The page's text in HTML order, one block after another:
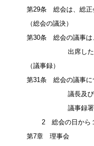
第29条 総会は、総正
（総会の議決）
第30条 総会の議事は
出席した正会員
（議事録）
第31条 総会の議事に
議長及び副議長
議事録署名人２
2 総会の日から１
第7章 理事会